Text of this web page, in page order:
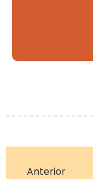
Anterior